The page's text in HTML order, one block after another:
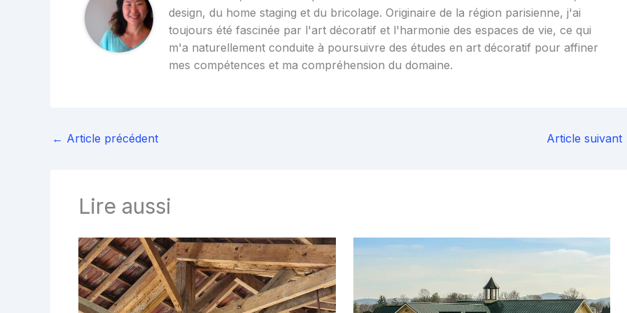
design, du home staging et du bricolage. Originaire de la région parisienne, j'ai
toujours été fascinée par l'art décoratif et l'harmonie des espaces de vie, ce qui
m'a naturellement conduite à poursuivre des études en art décoratif pour affiner
mes compétences et ma compréhension du domaine.
← Article précédent Article suivant
Lire aussi